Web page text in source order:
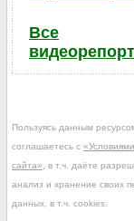
Все
Пользуясь данным
соглашаетесь с
сайта» , в т.ч. даёте
анализ и хранение своих
данных, в т.ч. cookies.